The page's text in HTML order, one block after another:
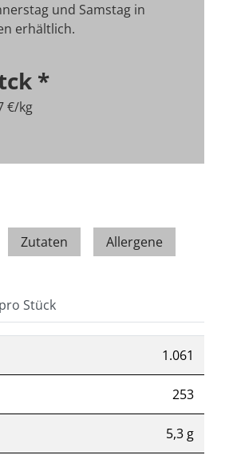
und Samstag in
erhältlich.
*
€/kg
Zutaten Allergene
pro Stück
1.061
253
5,3 g